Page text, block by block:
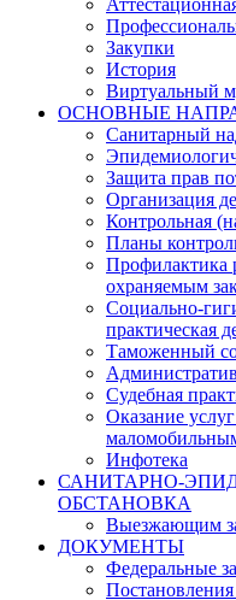
Закупки
История
Виртуальный
ОСНОВНЫЕ
Санитарный
Защита прав
Организация
Контрольная
Планы
Профилактика
охраняемым
Социально-
практическая
Таможенный
Судебная
Оказание
Инфотека
САНИТАРНО-
ОБСТАНОВКА
Выезжающим
ДОКУМЕНТЫ
Федеральные